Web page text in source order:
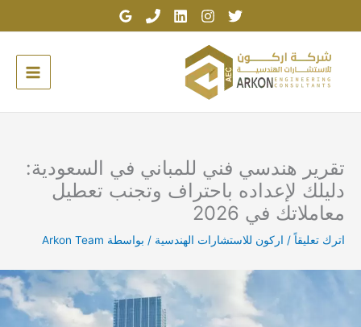
تقرير هندسي فني للمباني في السعودية:
دليلك لإعداده باحتراف وتجنب تعطيل
معاملاتك في 2026
اترك تعليقاً / اركون للاستشارات الهندسية / بواسطة Arkon Team